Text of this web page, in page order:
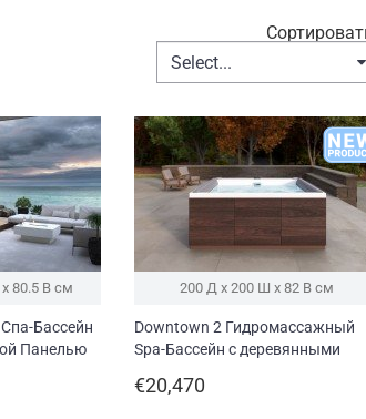
Select...
80.5 В см
Бассейн
Панелью
200 Д x 200 Ш x 82 В см
Downtown 2 Гидромассажный
Spa-Бассейн с деревянными
50/60Hz)
€20,470